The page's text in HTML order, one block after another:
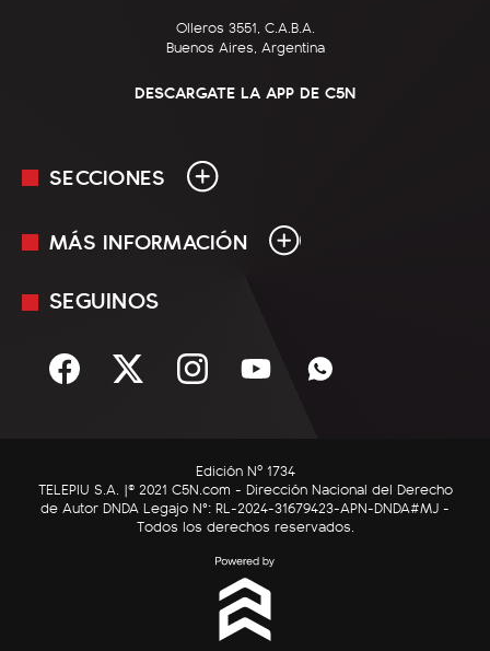
Olleros 3551, C.A.B.A.
Buenos Aires, Argentina
DESCARGATE LA APP DE C5N
SECCIONES
En Vivo
Sociedad
C5N Autos
RatingCero
MÁS INFORMACIÓN
Mediakit
Términos y condiciones
SEGUINOS
Edición Nº 1734
TELEPIU S.A. |© 2021 C5N.com - Dirección Nacional del Derecho
de Autor DNDA Legajo N°: RL-2024-31679423-APN-DNDA#MJ -
Todos los derechos reservados.